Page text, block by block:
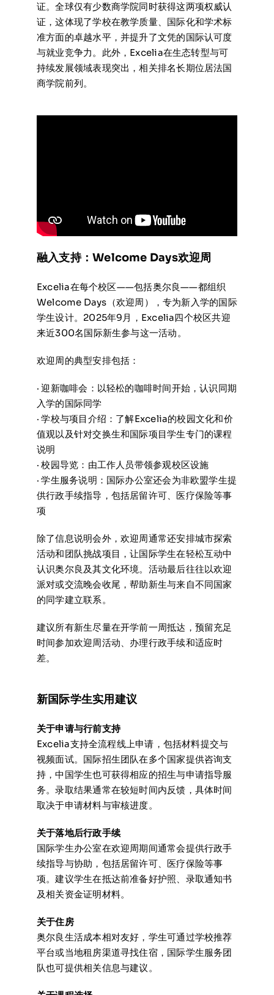
证。全球仅有少数商学院同时获得这两项权威认
证，这体现了学校在教学质量、国际化和学术标
准方面的卓越水平，并提升了文凭的国际认可度
与就业竞争力。此外，Excelia在生态转型与可
持续发展领域表现突出，相关排名长期位居法国
商学院前列。
融入支持：Welcome Days欢迎周
Excelia在每个校区——包括奥尔良——都组织
Welcome Days（欢迎周），专为新入学的国际
学生设计。2025年9月，Excelia四个校区共迎
来近300名国际新生参与这一活动。
欢迎周的典型安排包括：
· 迎新咖啡会：以轻松的咖啡时间开始，认识同期
入学的国际同学
· 学校与项目介绍：了解Excelia的校园文化和价
值观以及针对交换生和国际项目学生专门的课程
说明
· 校园导览：由工作人员带领参观校区设施
· 学生服务说明：国际办公室还会为非欧盟学生提
供行政手续指导，包括居留许可、医疗保险等事
项
除了信息说明会外，欢迎周通常还安排城市探索
活动和团队挑战项目，让国际学生在轻松互动中
认识奥尔良及其文化环境。活动最后往往以欢迎
派对或交流晚会收尾，帮助新生与来自不同国家
的同学建立联系。
建议所有新生尽量在开学前一周抵达，预留充足
时间参加欢迎周活动、办理行政手续和适应时
差。
新国际学生实用建议
关于申请与行前支持
Excelia支持全流程线上申请，包括材料提交与
视频面试。国际招生团队在多个国家提供咨询支
持，中国学生也可获得相应的招生与申请指导服
务。录取结果通常在较短时间内反馈，具体时间
取决于申请材料与审核进度。
关于落地后行政手续
国际学生办公室在欢迎周期间通常会提供行政手
续指导与协助，包括居留许可、医疗保险等事
项。建议学生在抵达前准备好护照、录取通知书
及相关资金证明材料。
关于住房
奥尔良生活成本相对友好，学生可通过学校推荐
平台或当地租房渠道寻找住宿，国际学生服务团
队也可提供相关信息与建议。